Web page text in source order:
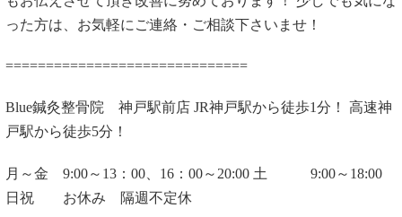
った方は、お気軽にご連絡・ご相談下さいませ！
==============================
Blue鍼灸整骨院 神戸駅前店 JR神戸駅から徒歩1分！ 高速神
戸駅から徒歩5分！
月～金 9:00～13：00、16：00～20:00 土 9:00～18:00
日祝 お休み 隔週不定休